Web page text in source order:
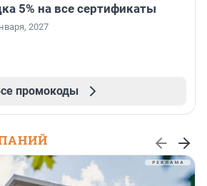
5% на все сертификаты
2027
промокоды